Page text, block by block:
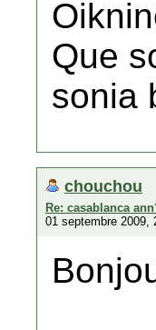
Que
sonia
chouchou
Re: casablanca
01 septembre 2009,